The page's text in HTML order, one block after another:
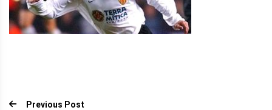
Previous Post